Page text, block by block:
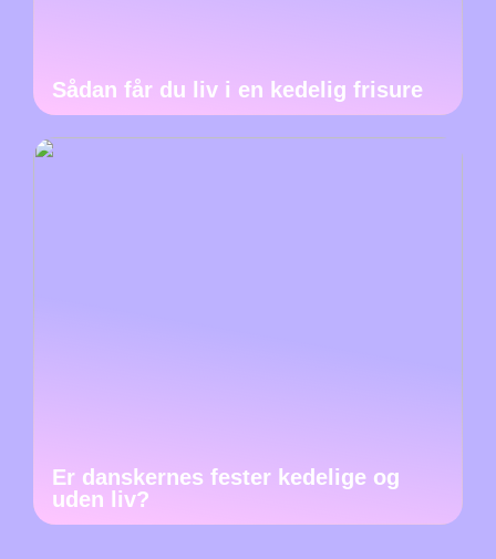
Sådan får du liv i en kedelig frisure
Er danskernes fester kedelige og
uden liv?